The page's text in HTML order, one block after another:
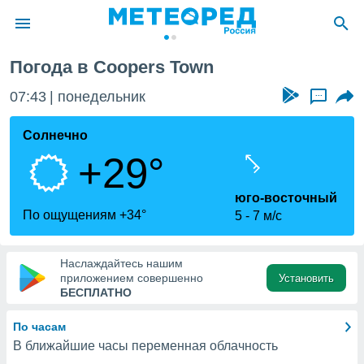
о
Вы можете
к этому
доступ
Погода в Coopers Town
07:43 понедельник ...
Солнечно
+29°
По ощущениям +34°
юго-восточный
5
7 м/с
Наслаждайтесь нашим
приложением совершенно
БЕСПЛАТНО
Установить
По часам
В ближайшие часы переменная облачность